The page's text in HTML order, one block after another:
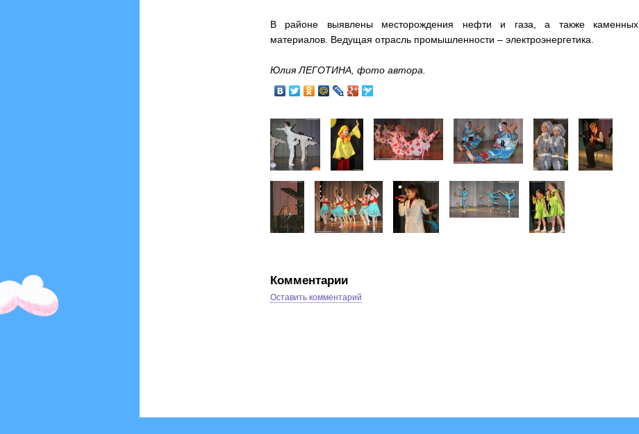
В районе выявлены месторождения нефти и газа, а также каменных
материалов. Ведущая отрасль промышленности – электроэнергетика.
Юлия ЛЕГОТИНА, фото автора.
Комментарии
Оставить комментарий